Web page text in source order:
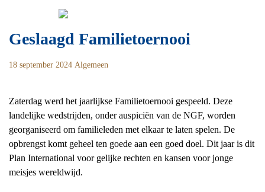
Geslaagd Familietoernooi
18 september 2024 Algemeen
Zaterdag werd het jaarlijkse Familietoernooi gespeeld. Deze
landelijke wedstrijden, onder auspiciën van de NGF, worden
georganiseerd om familieleden met elkaar te laten spelen. De
opbrengst komt geheel ten goede aan een goed doel. Dit jaar is dit
Plan International voor gelijke rechten en kansen voor jonge
meisjes wereldwijd.